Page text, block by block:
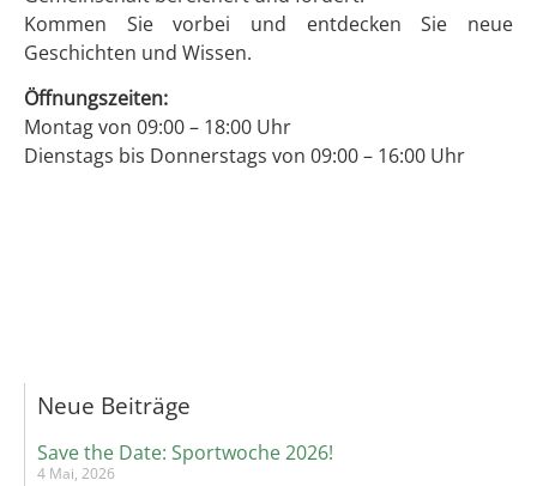
Kommen Sie vorbei und entdecken Sie neue
Geschichten und Wissen.
Öffnungszeiten:
Montag von 09:00 – 18:00 Uhr
Dienstags bis Donnerstags von 09:00 – 16:00 Uhr
Neue Beiträge
Save the Date: Sportwoche 2026!
4 Mai, 2026